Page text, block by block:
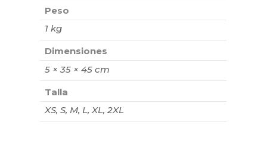
Peso
1 kg
Dimensiones
5 × 35 × 45 cm
Talla
XS, S, M, L, XL, 2XL